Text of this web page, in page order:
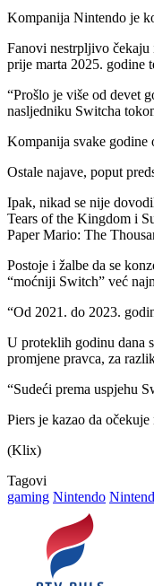
Kompanija Nintendo je
Fanovi nestrpljivo čekaju
prije marta 2025. godine
“Prošlo je više od devet
nasljedniku Switcha
Kompanija svake godine
Ostale najave, poput
Ipak, nikad se nije
Tears of the Kingdom i
Paper Mario: The
Postoje i žalbe da se
“moćniji Switch” već
“Od 2021. do 2023.
U proteklih godinu dana
promjene pravca, za
“Sudeći prema uspjehu
Piers je kazao da
(Klix)
Tagovi
gaming Nintendo